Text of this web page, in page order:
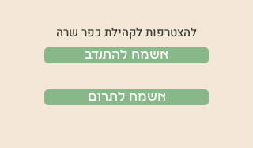
להצטרפות לקהילת כפר שרה
אשמח להתנדב
אשמח לתרום